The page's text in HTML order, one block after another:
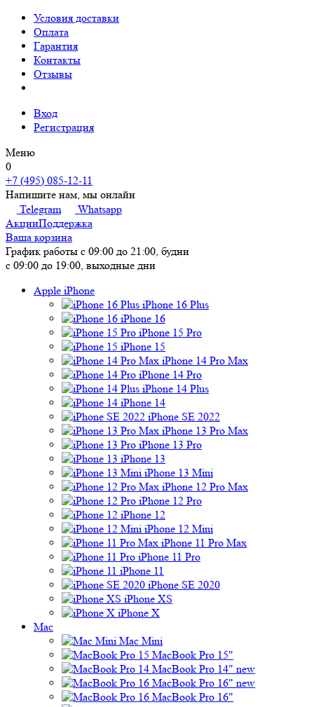
Условия доставки
Оплата
Гарантия
Контакты
Отзывы
Вход
Регистрация
Меню
0
+7 (495) 085-12-11
Напишите нам, мы онлайн
Telegram
Whatsapp
АкцииПоддержка
Ваша корзина
График работы с 09:00 до 21:00, будни
с 09:00 до 19:00, выходные дни
Apple iPhone
iPhone 16 Plus
iPhone 16
iPhone 15 Pro
iPhone 15
iPhone 14 Pro Max
iPhone 14 Pro
iPhone 14 Plus
iPhone 14
iPhone SE 2022
iPhone 13 Pro Max
iPhone 13 Pro
iPhone 13
iPhone 13 Mini
iPhone 12 Pro Max
iPhone 12 Pro
iPhone 12
iPhone 12 Mini
iPhone 11 Pro Max
iPhone 11 Pro
iPhone 11
iPhone SE 2020
iPhone XS
iPhone X
Mac
Mac Mini
MacBook Pro 15"
MacBook Pro 14" new
MacBook Pro 16" new
MacBook Pro 16"